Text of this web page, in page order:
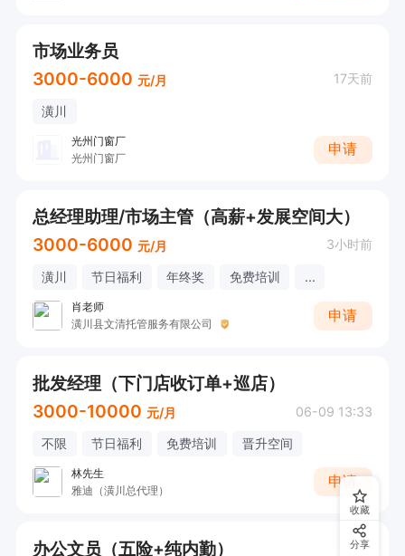
市场业务员
3000-6000 元/月 17天前
潢川
光州门窗厂
光州门窗厂
申请
总经理助理/市场主管（高薪+发展空间大）
3000-6000 元/月 3小时前
潢川 节日福利 年终奖 免费培训 ...
肖老师
潢川县文清托管服务有限公司
申请
批发经理（下门店收订单+巡店）
3000-10000 元/月 06-09 13:33
不限 节日福利 免费培训 晋升空间
林先生
雅迪（潢川总代理）
申请
办公文员（五险+纯内勤）
收藏
分享